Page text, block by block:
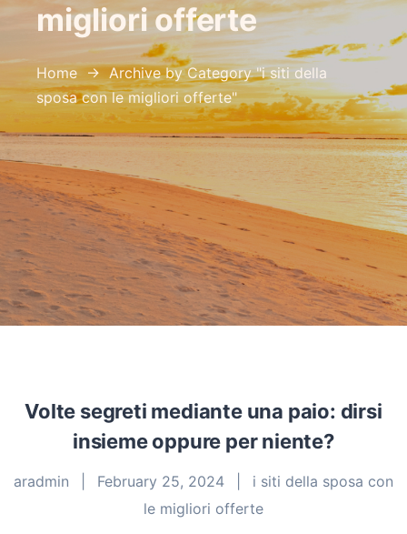
migliori offerte
Home→ Archive by Category "i siti della
sposa con le migliori offerte"
Volte segreti mediante una paio: dirsi
insieme oppure per niente?
aradmin February 25, 2024
i siti della sposa con
le migliori offerte